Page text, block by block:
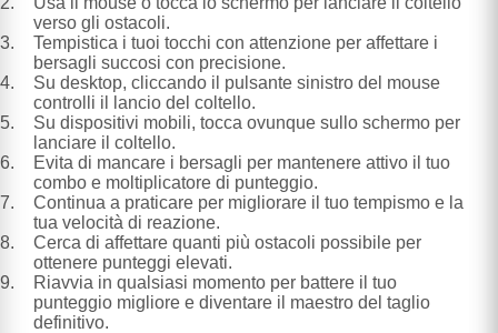
verso gli ostacoli.
Tempistica i tuoi tocchi con attenzione per affettare i
bersagli succosi con precisione.
Su desktop, cliccando il pulsante sinistro del mouse
controlli il lancio del coltello.
Su dispositivi mobili, tocca ovunque sullo schermo per
lanciare il coltello.
Evita di mancare i bersagli per mantenere attivo il tuo
combo e moltiplicatore di punteggio.
Continua a praticare per migliorare il tuo tempismo e la
tua velocità di reazione.
Cerca di affettare quanti più ostacoli possibile per
ottenere punteggi elevati.
Riavvia in qualsiasi momento per battere il tuo
punteggio migliore e diventare il maestro del taglio
definitivo.